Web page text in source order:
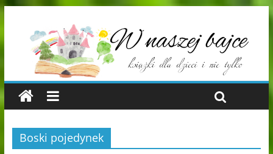
Boski pojedynek